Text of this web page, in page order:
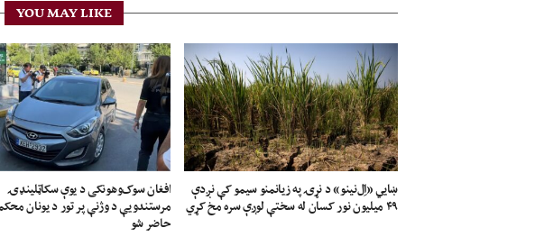
YOU MAY LIKE
ښايي «اِل‌نینو» د نړۍ په زیانمنو سیمو کې نږدې
۴۹ میلیون نور کسان له سختې لوږې سره مخ کړي
افغان سوک‌وهونکی د یوې سکاټلینډۍ
مرستندویې د وژنې پر تور د یونان
حاضر شو